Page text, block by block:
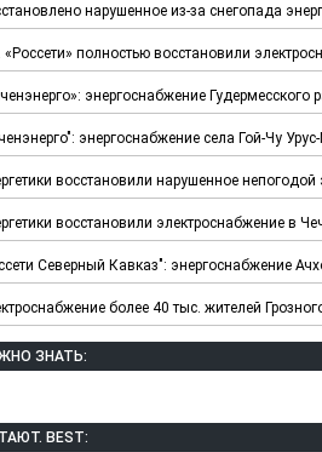
нарушенное из-за снегопада
полностью восстановили
энергоснабжение Гудермесского
энергоснабжение села Гой-Чу
восстановили нарушенное
восстановили электроснабжение в
Северный Кавказ": энергоснабжение
более 40 тыс. жителей
ЗНАТЬ:
BEST: